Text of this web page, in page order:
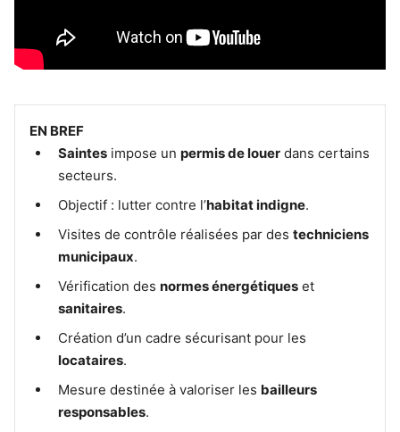
EN BREF
Saintes impose un permis de louer dans certains
secteurs.
Objectif : lutter contre l’habitat indigne.
Visites de contrôle réalisées par des techniciens
municipaux.
Vérification des normes énergétiques et
sanitaires.
Création d’un cadre sécurisant pour les
locataires.
Mesure destinée à valoriser les bailleurs
responsables.